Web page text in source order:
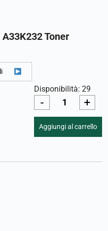
Toner
Disponibilità: 29
- +
Aggiungi al carrello